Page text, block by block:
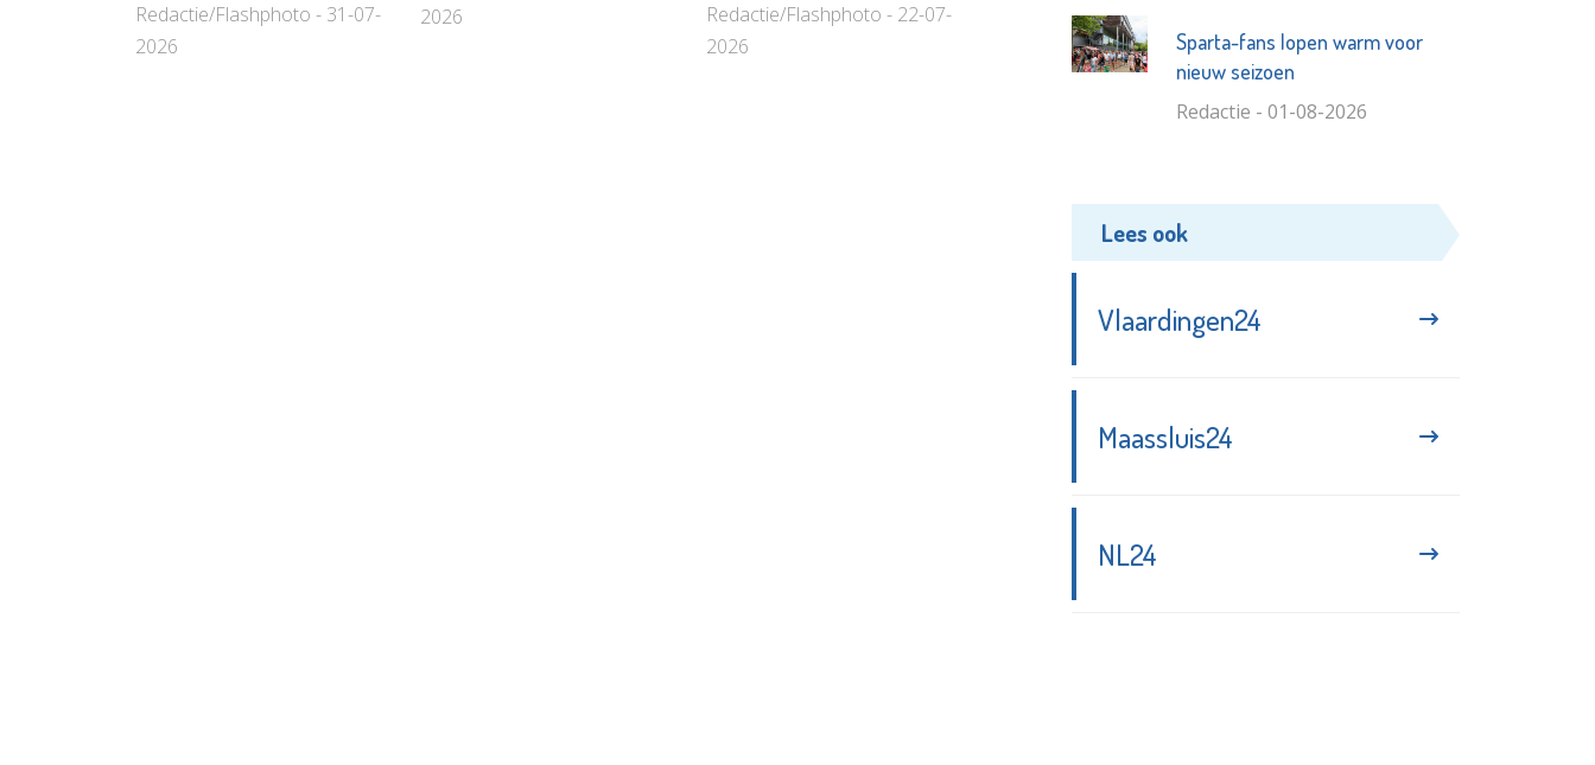
Redactie/Flashphoto - 31-07-
2026
2026
Redactie/Flashphoto - 22-07-
2026
Sparta-fans lopen warm voor
nieuw seizoen
Redactie - 01-08-2026
Lees ook
Vlaardingen24
Maassluis24
NL24